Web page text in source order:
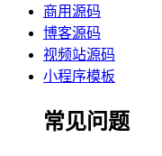
商用源码
博客源码
视频站源码
小程序模板
常见问题